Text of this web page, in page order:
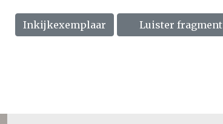
Inkijkexemplaar Luister fragment